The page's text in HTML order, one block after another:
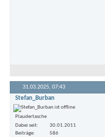
31.03.2025, 07:43
Stefan_Burban
Plaudertasche
Dabei seit
30.01.2011
Beiträge
586